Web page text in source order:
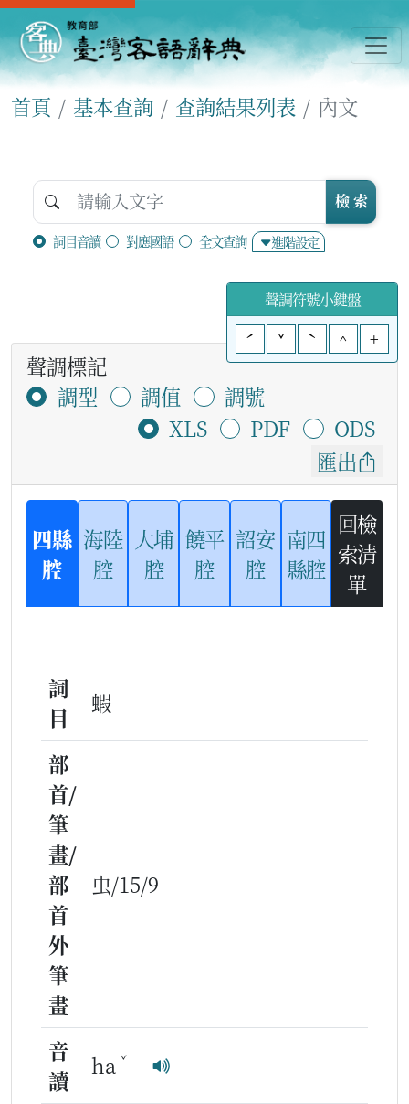
首頁 基本查詢 查詢結果列表 內文
詞目音讀 對應國語 全文查詢 進階設定
檢 索
聲調符號小鍵盤
ˊ
ˇ ˋ ^ +
聲調標記
調型
調值
調號
XLS
PDF
ODS
匯出
四縣
腔
海陸
腔
大埔
腔
饒平
腔
詔安
腔
南四
縣腔
回檢
索清
單
詞
目
蝦
部
首/
筆
畫/
部
首
外
筆
畫
虫/15/9
音
讀
ha ˇ